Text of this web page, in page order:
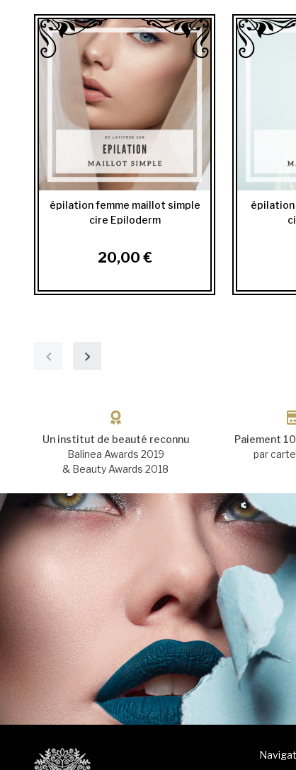
épilation femme maillot simple
cire Epiloderm
20,00 €
épilation
Un institut de beauté reconnu
Balinea Awards 2019
& Beauty Awards 2018
Paiement
par